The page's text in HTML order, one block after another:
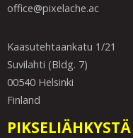
office@pixelache.ac
Kaasutehtaankatu 1/21
Suvilahti (Bldg. 7)
00540 Helsinki
Finland
PIKSELIÄHKYSTÄ